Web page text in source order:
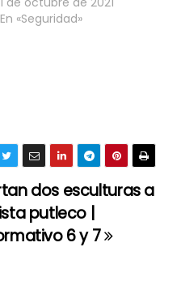
En «Seguridad»
dos esculturas a
putleco |
6 y 7